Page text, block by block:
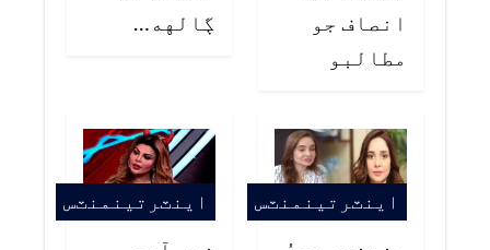
انصاف جو
مطالبو
ڳالهه…
اينٽرتينمنٽس اينٽرتينمنٽس